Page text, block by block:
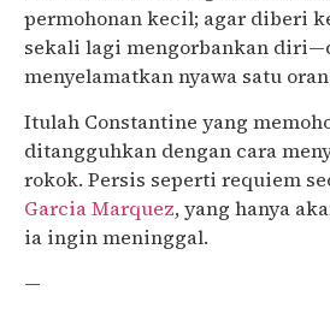
permohonan kecil; agar diberi
sekali lagi mengorbankan
menyelamatkan nyawa satu
Itulah Constantine yang
ditangguhkan dengan cara
rokok. Persis seperti requiem
Garcia Marquez, yang hanya
ia ingin meninggal.
—